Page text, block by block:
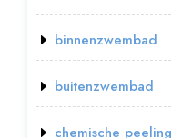
binnenzwembad
buitenzwembad
chemische peeling